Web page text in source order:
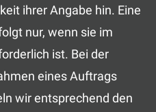
ihrer Angabe hin. Eine
nur, wenn sie im
ist. Bei der
eines Auftrags
wir entsprechend den